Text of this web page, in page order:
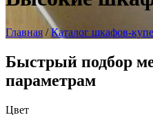
Главная /Каталог шкафов-купе
Быстрый подбор
параметрам
Цвет